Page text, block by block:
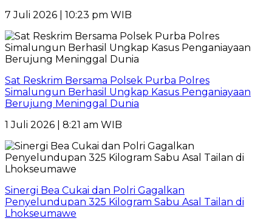
7 Juli 2026 | 10:23 pm WIB
Sat Reskrim Bersama Polsek Purba Polres
Simalungun Berhasil Ungkap Kasus Penganiayaan
Berujung Meninggal Dunia
1 Juli 2026 | 8:21 am WIB
Sinergi Bea Cukai dan Polri Gagalkan
Penyelundupan 325 Kilogram Sabu Asal Tailan di
Lhokseumawe